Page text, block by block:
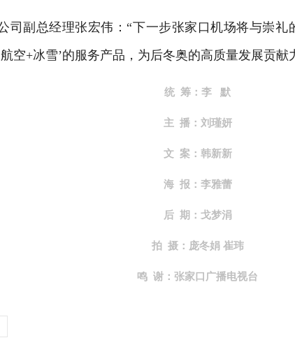
总经理张宏伟：“下一步张家口机场将与崇礼
空+冰雪’的服务产品，为后冬奥的高质量发展贡献
统 筹：李 默
主 播：刘瑾妍
文 案：韩新新
海 报：李雅蕾
后 期：戈梦涓
拍 摄：庞冬娟 崔玮
鸣 谢：张家口广播电视台